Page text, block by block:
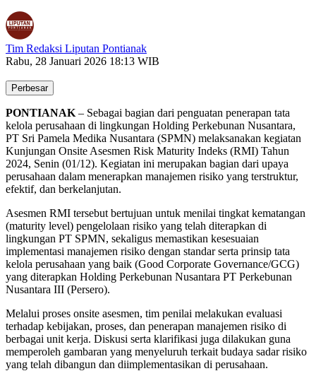
Tim Redaksi Liputan Pontianak
Rabu, 28 Januari 2026 18:13 WIB
Perbesar
PONTIANAK – Sebagai bagian dari penguatan penerapan tata
kelola perusahaan di lingkungan Holding Perkebunan Nusantara,
PT Sri Pamela Medika Nusantara (SPMN) melaksanakan kegiatan
Kunjungan Onsite Asesmen Risk Maturity Indeks (RMI) Tahun
2024, Senin (01/12). Kegiatan ini merupakan bagian dari upaya
perusahaan dalam menerapkan manajemen risiko yang terstruktur,
efektif, dan berkelanjutan.
Asesmen RMI tersebut bertujuan untuk menilai tingkat kematangan
(maturity level) pengelolaan risiko yang telah diterapkan di
lingkungan PT SPMN, sekaligus memastikan kesesuaian
implementasi manajemen risiko dengan standar serta prinsip tata
kelola perusahaan yang baik (Good Corporate Governance/GCG)
yang diterapkan Holding Perkebunan Nusantara PT Perkebunan
Nusantara III (Persero).
Melalui proses onsite asesmen, tim penilai melakukan evaluasi
terhadap kebijakan, proses, dan penerapan manajemen risiko di
berbagai unit kerja. Diskusi serta klarifikasi juga dilakukan guna
memperoleh gambaran yang menyeluruh terkait budaya sadar risiko
yang telah dibangun dan diimplementasikan di perusahaan.